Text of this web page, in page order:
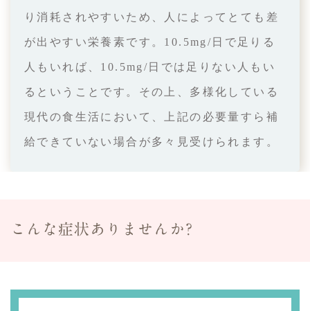
り消耗されやすいため、人によってとても差
が出やすい栄養素です。10.5mg/日で足りる
人もいれば、10.5mg/日では足りない人もい
るということです。その上、多様化している
現代の食生活において、上記の必要量すら補
給できていない場合が多々見受けられます。
こんな症状ありませんか?